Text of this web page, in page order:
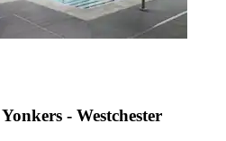
- Westchester